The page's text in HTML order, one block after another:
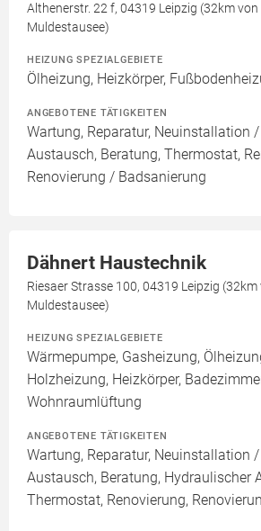
Althenerstr. 22 f, 04319 Leipzig (32km
Muldestausee)
HEIZUNG SPEZIALGEBIETE
Ölheizung, Heizkörper,
ANGEBOTENE TÄTIGKEITEN
Wartung, Reparatur, Neuinstallation
Austausch, Beratung, Thermostat,
Renovierung / Badsanierung
Dähnert Haustechnik
Riesaer Strasse 100, 04319 Leipzig
Muldestausee)
HEIZUNG SPEZIALGEBIETE
Wärmepumpe, Gasheizung,
Holzheizung, Heizkörper,
Wohnraumlüftung
ANGEBOTENE TÄTIGKEITEN
Wartung, Reparatur, Neuinstallation
Austausch, Beratung, Hydraulischer
Thermostat, Renovierung,